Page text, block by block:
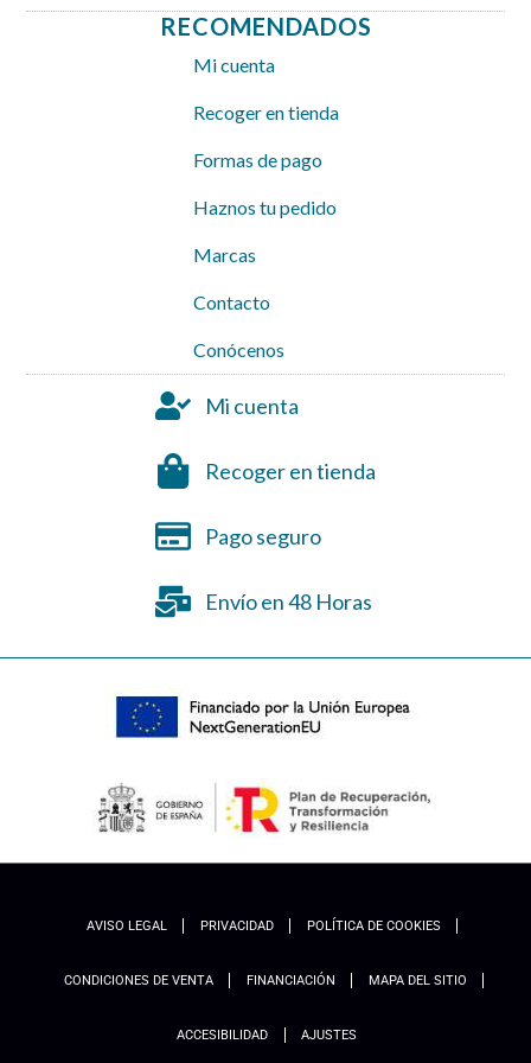
RECOMENDADOS
Mi cuenta
Recoger en tienda
Formas de pago
Haznos tu pedido
Marcas
Contacto
Conócenos
Mi cuenta
Recoger en tienda
Pago seguro
Envío en 48 Horas
AVISO LEGAL PRIVACIDAD POLÍTICA DE COOKIES
CONDICIONES DE VENTA FINANCIACIÓN MAPA DEL SITIO
ACCESIBILIDAD AJUSTES